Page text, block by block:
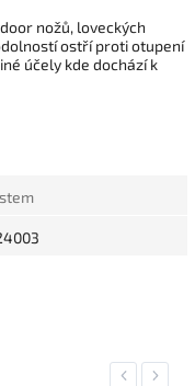
nožů, loveckých
ostří proti otupení
účely kde dochází k
Previous
Next